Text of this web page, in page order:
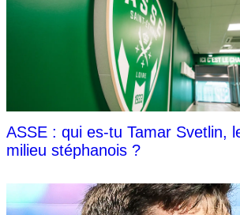
ASSE : qui es-tu Tamar Svetlin,
milieu stéphanois ?